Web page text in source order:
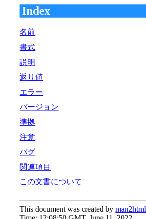
Index
名前
書式
説明
返り値
エラー
バージョン
準拠
注意
バグ
関連項目
この文書について
This document was created byman2html